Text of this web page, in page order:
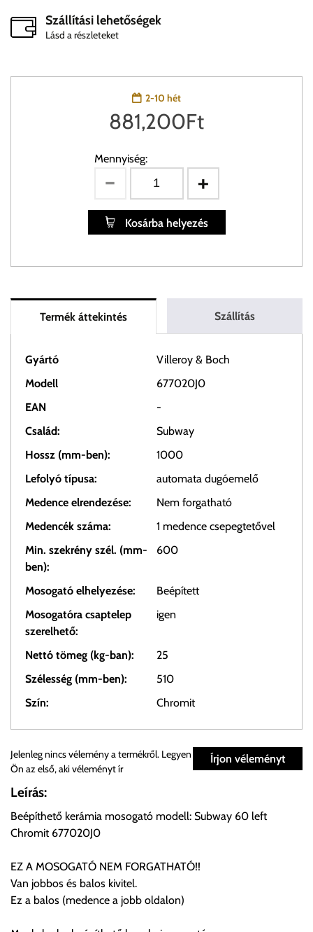
Szállítási lehetőségek
Lásd a részleteket
2-10 hét
881,200Ft
Mennyiség:
Kosárba helyezés
Termék áttekintés Szállítás
Gyártó
Villeroy & Boch
Modell
677020J0
EAN
-
Család:
Subway
Hossz (mm-ben):
1000
Lefolyó típusa:
automata dugóemelő
Medence elrendezése:
Nem forgatható
Medencék száma:
1 medence csepegtetővel
Min. szekrény szél. (mm-
ben):
600
Mosogató elhelyezése:
Beépített
Mosogatóra csaptelep
szerelhető:
igen
Nettó tömeg (kg-ban):
25
Szélesség (mm-ben):
510
Szín:
Chromit
Személyes átvétel:
Önnek lehetősége van rendelését a beérkezést követően
ingyenesen átvenni Budapesti Cégcsoportunk Stúdiójában
előre egyeztetett időpontban.
Szállítási díjak:
Írjon véleményt
Jelenleg nincs vélemény a termékről. Legyen
Ön az első, aki véleményt ír
Leírás:
Beépíthető kerámia mosogató modell: Subway 60 left
Chromit 677020J0
EZ A MOSOGATÓ NEM FORGATHATÓ!!
Van jobbos és balos kivitel.
Ez a balos (medence a jobb oldalon)